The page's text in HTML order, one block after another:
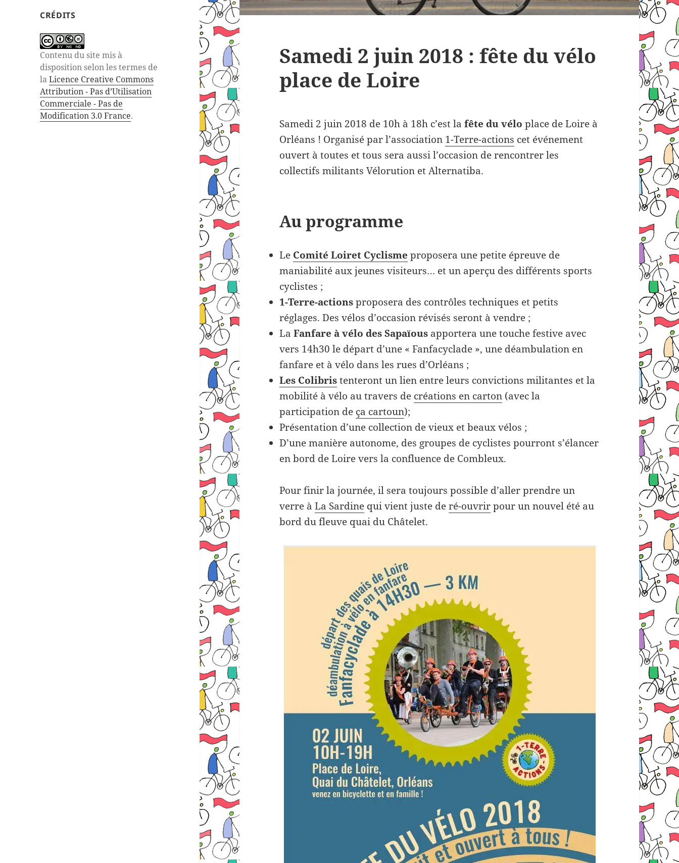
CRÉDITS
Contenu du site mis à
disposition selon les termes de
laLicence Creative Commons
Attribution - Pas d’Utilisation
Commerciale - Pas de
Modification 3.0 France.
Samedi 2 juin 2018 : fête du vélo
place de Loire
Samedi 2 juin 2018 de 10h à 18h c’est lafête du vélo place de Loire à
Orléans ! Organisé par l’association 1-Terre-actions cet événement
ouvert à toutes et tous sera aussi l’occasion de rencontrer les
collectifs militants Vélorution et Alternatiba.
Au programme
Le Comité Loiret Cyclisme proposera une petite épreuve de
maniabilité aux jeunes visiteurs… et un aperçu des différents sports
cyclistes ;
1-Terre-actionsproposera des contrôles techniques et petits
réglages. Des vélos d’occasion révisés seront à vendre ;
LaFanfare à vélo des Sapaïous apportera une touche festive avec
vers 14h30 le départ d’une « Fanfacyclade », une déambulation en
fanfare et à vélo dans les rues d’Orléans ;
Les Colibristenteront un lien entre leurs convictions militantes et la
mobilité à vélo au travers de créations en carton (avec la
participation de ça cartoun);
Présentation d’une collection de vieux et beaux vélos ;
D’une manière autonome, des groupes de cyclistes pourront s’élancer
en bord de Loire vers la confluence de Combleux.
Pour finir la journée, il sera toujours possible d’aller prendre un
verre àLa Sardine qui vient juste deré-ouvrirpour un nouvel été au
bord du fleuve quai du Châtelet.